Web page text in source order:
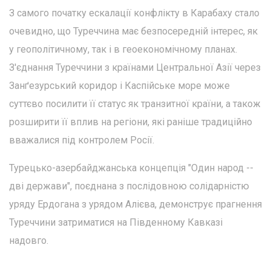
З самого початку ескалації конфлікту в Карабаху стало
очевидно, що Туреччина має безпосередній інтерес, як
у геополітичному, так і в геоекономічному планах.
З'єднання Туреччини з країнами Центральної Азії через
Занґезурський коридор і Каспійське море може
суттєво посилити її статус як транзитної країни, а також
розширити її вплив на регіони, які раніше традиційно
вважалися під контролем Росії.
Турецько-азербайджанська концепція "Один народ --
дві держави", поєднана з послідовною солідарністю
уряду Ердогана з урядом Алієва, демонструє прагнення
Туреччини затриматися на Південному Кавказі
надовго.